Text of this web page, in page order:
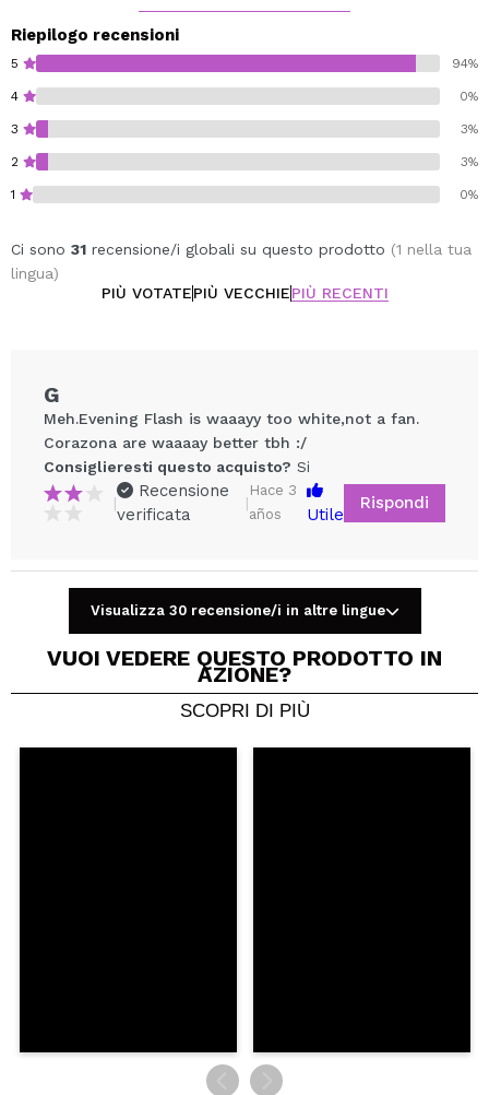
Riepilogo recensioni
5 94%
4 0%
3 3%
2 3%
1 0%
Ci sono 31 recensione/i globali su questo prodotto (1 nella tua
lingua)
PIÙ VOTATEPIÙ VECCHIEPIÙ RECENTI
Consiglieresti questo acquisto? Si No
5/5
G
Meh.Evening Flash is waaayy too white,not a fan.
Corazona are waaaay better tbh :/
Consiglieresti questo acquisto? Si
|
Recensione
verificata
|
Hace 3
años
Utile
Rispondi
Visualizza 30 recensione/i in altre lingue
VUOI VEDERE QUESTO PRODOTTO IN
AZIONE?
SCOPRI DI PIÙ